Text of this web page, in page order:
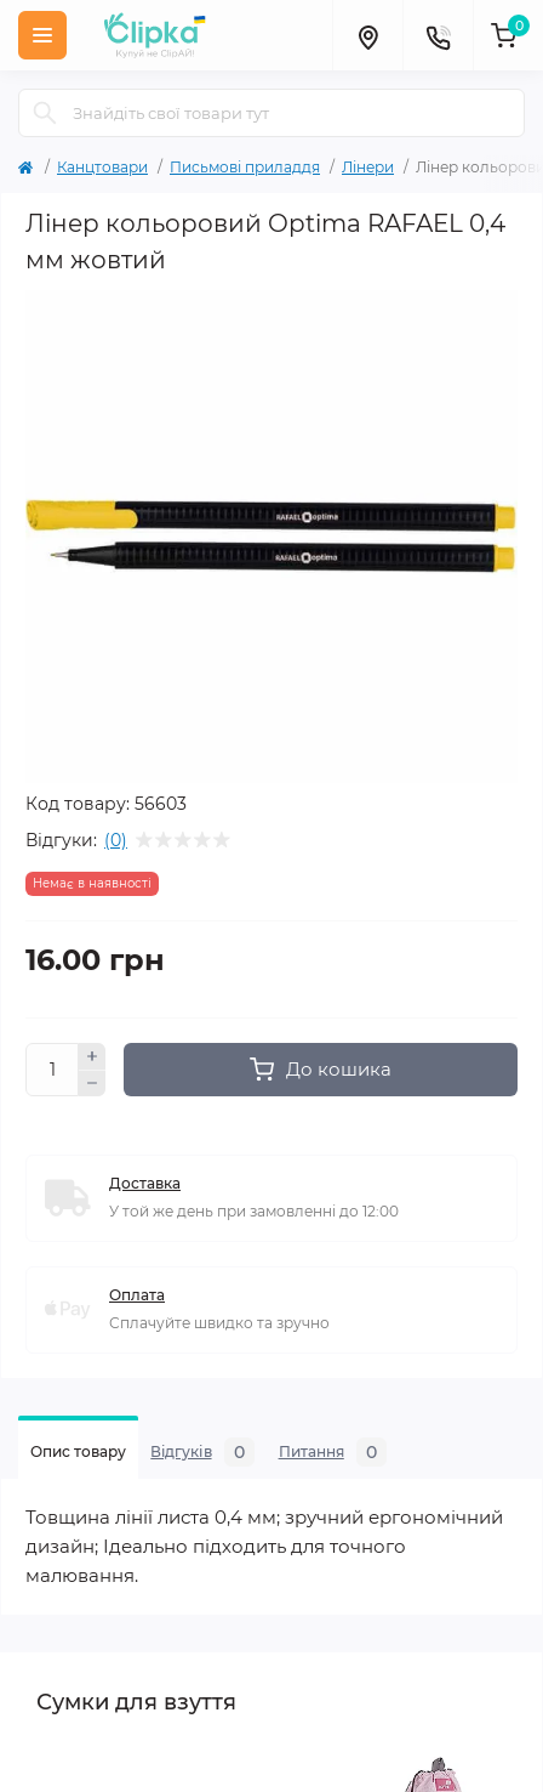
0
Канцтовари Письмові приладдя Лінери Лінер
Лінер кольоровий Optima RAFAEL 0,4
мм жовтий
Код товару: 56603
Відгуки: (0)
Немає в наявності
16.00 грн
До кошика
Доставка
У той же день при замовленні до 12:00
Оплата
Сплачуйте швидко та зручно
Опис товару Відгуків 0 Питання 0
Товщина лінії листа 0,4 мм; зручний ергономічний
дизайн; Ідеально підходить для точного
малювання.
Сумки для взуття